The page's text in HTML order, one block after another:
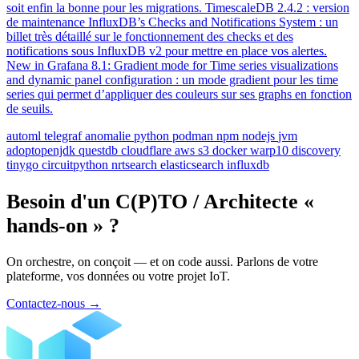
soit enfin la bonne pour les migrations. TimescaleDB 2.4.2 : version
de maintenance InfluxDB’s Checks and Notifications System : un
billet très détaillé sur le fonctionnement des checks et des
notifications sous InfluxDB v2 pour mettre en place vos alertes.
New in Grafana 8.1: Gradient mode for Time series visualizations
and dynamic panel configuration : un mode gradient pour les time
series qui permet d’appliquer des couleurs sur ses graphs en fonction
de seuils.
automl telegraf anomalie python podman npm nodejs jvm
adoptopenjdk questdb cloudflare aws s3 docker warp10 discovery
tinygo circuitpython nrtsearch elasticsearch influxdb
Besoin d'un C(P)TO / Architecte «
hands-on » ?
On orchestre, on conçoit — et on code aussi. Parlons de votre
plateforme, vos données ou votre projet IoT.
Contactez-nous →